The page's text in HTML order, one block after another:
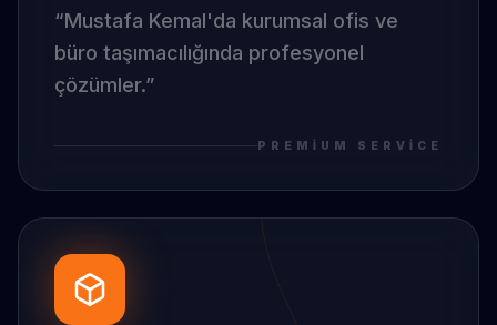
“Mustafa Kemal'da kurumsal ofis ve
büro taşımacılığında profesyonel
çözümler.”
PREMIUM SERVICE